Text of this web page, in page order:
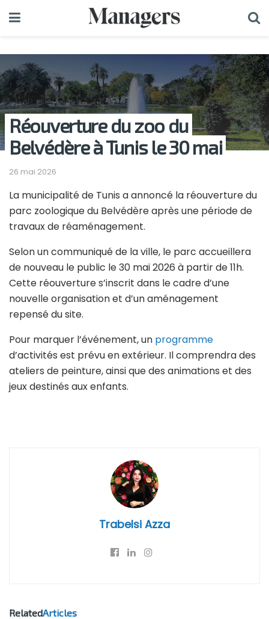
Réouverture du zoo du
Belvédère à Tunis le 30 mai
26 mai 2026
La municipalité de Tunis a annoncé la réouverture du
parc zoologique du Belvédère après une période de
travaux de réaménagement.
Selon un communiqué de la ville, le parc accueillera
de nouveau le public le 30 mai 2026 à partir de 11h.
Cette réouverture s’inscrit dans le cadre d’une
nouvelle organisation et d’un aménagement
repensé du site.
Pour marquer l’événement, un programme
d’activités est prévu en extérieur. Il comprendra des
ateliers de peinture, ainsi que des animations et des
jeux destinés aux enfants.
Trabelsi Azza
RelatedArticles